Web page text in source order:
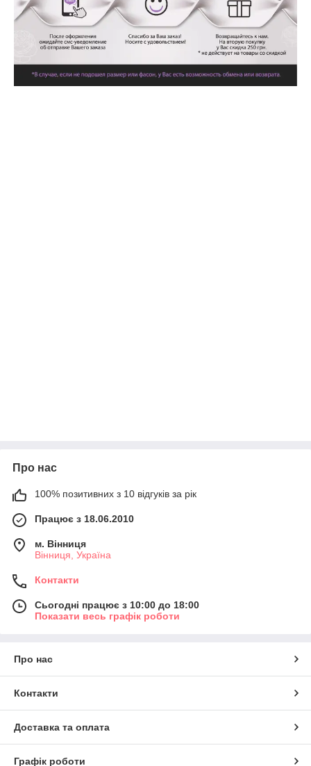
Про нас
100% позитивних з 10 відгуків за рік
Працює з 18.06.2010
м. Вінниця
Вінниця, Україна
Контакти
Сьогодні працює з 10:00 до 18:00
Показати весь графік роботи
Про нас
Контакти
Доставка та оплата
Графік роботи